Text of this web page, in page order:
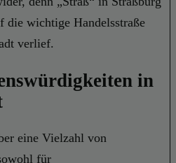
die wichtige Handelsstraße
verlief.
in
eine Vielzahl von
für